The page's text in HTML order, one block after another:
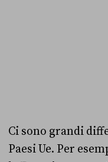
Ci sono grandi
Paesi Ue. Per